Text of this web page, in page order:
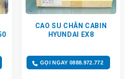
CAO SU CHÂN CABIN
HYUNDAI EX8
GỌI NGAY 0888.972.772